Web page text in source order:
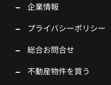
企業情報
プライバシーポリシー
総合お問合せ
不動産物件を買う